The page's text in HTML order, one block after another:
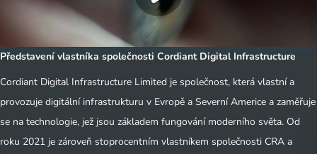
Představení vlastníka společnosti Cordiant Digital Infrastructure
Cordiant Digital Infrastructure Limited je společnost, která vlastní a
provozuje digitální infrastrukturu v Evropě a Severní Americe a zaměřuje
se na technologie, jež jsou základem fungování moderního světa. Od
roku 2021 je zároveň stoprocentním vlastníkem společnosti CRA a